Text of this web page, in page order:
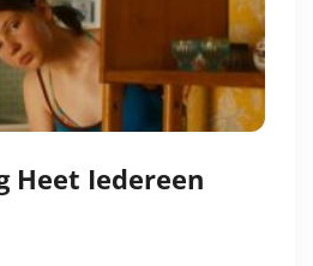
Heet Iedereen